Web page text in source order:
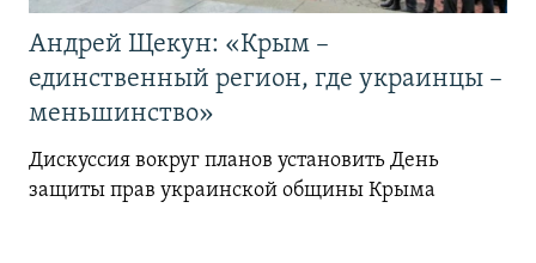
Андрей Щекун: «Крым –
единственный регион, где украинцы –
меньшинство»
Дискуссия вокруг планов установить День
защиты прав украинской общины Крыма